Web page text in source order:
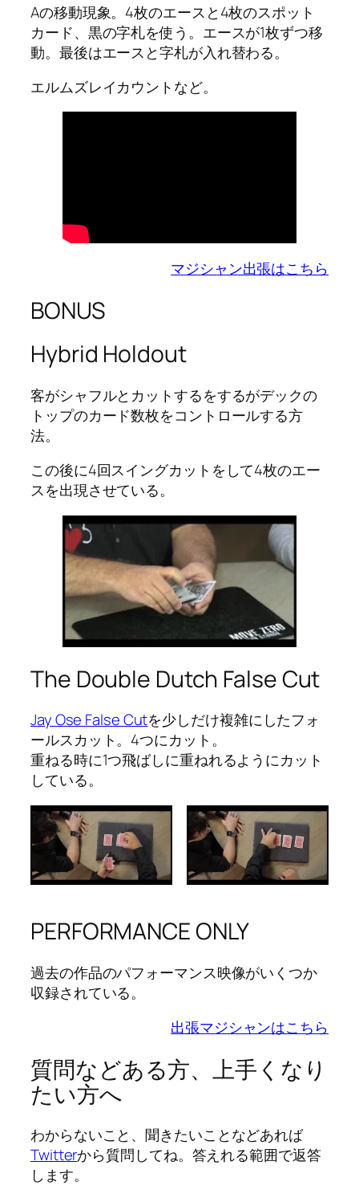
Aの移動現象。4枚のエースと4枚のスポット
カード、黒の字札を使う。エースが1枚ずつ移
動。最後はエースと字札が入れ替わる。
エルムズレイカウントなど。
マジシャン出張はこちら
BONUS
Hybrid Holdout
客がシャフルとカットするをするがデックの
トップのカード数枚をコントロールする方
法。
この後に4回スイングカットをして4枚のエー
スを出現させている。
The Double Dutch False Cut
Jay Ose False Cutを少しだけ複雑にしたフォ
ールスカット。4つにカット。
重ねる時に1つ飛ばしに重ねれるようにカット
している。
PERFORMANCE ONLY
過去の作品のパフォーマンス映像がいくつか
収録されている。
出張マジシャンはこちら
質問などある方、上手くなり
たい方へ
わからないこと、聞きたいことなどあれば
Twitterから質問してね。答えれる範囲で返答
します。